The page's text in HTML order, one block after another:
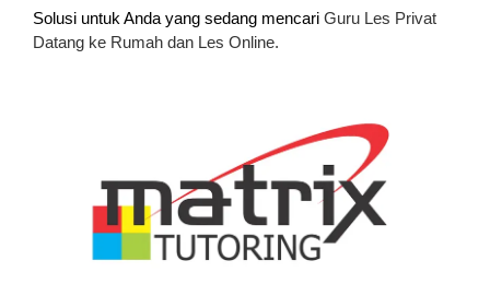
Solusi untuk Anda yang sedang mencari Guru Les Privat
Datang ke Rumah dan Les Online.